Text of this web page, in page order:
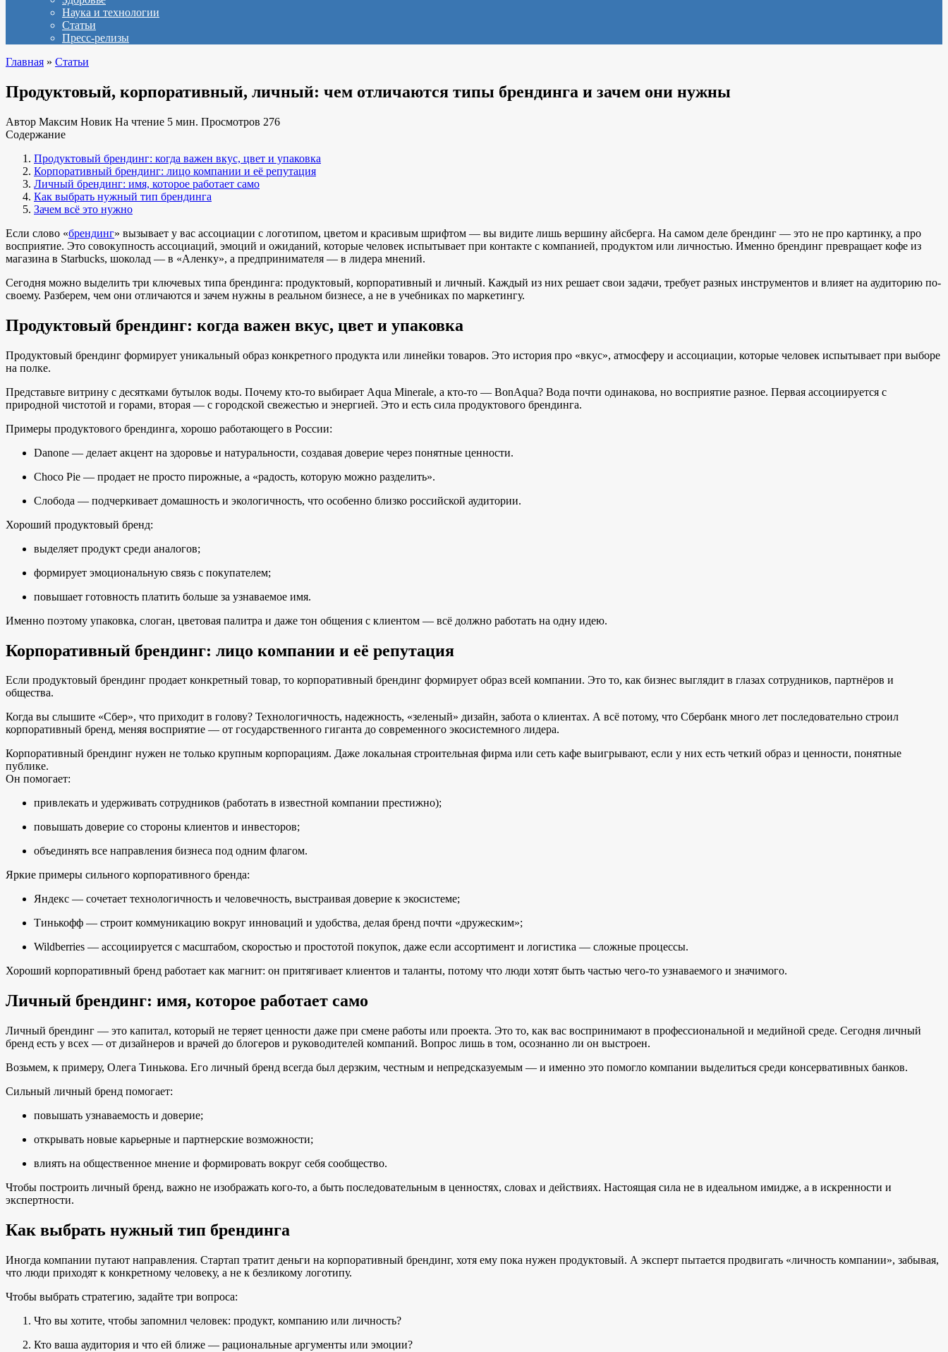
Наука и технологии
Статьи
Пресс-релизы
Главная » Статьи
Продуктовый, корпоративный, личный: чем отличаются типы брендинга и зачем они нужны
Автор Максим Новик На чтение 5 мин. Просмотров 276
Содержание
Продуктовый брендинг: когда важен вкус, цвет и упаковка
Корпоративный брендинг: лицо компании и её репутация
Личный брендинг: имя, которое работает само
Как выбрать нужный тип брендинга
Зачем всё это нужно
Если слово «брендинг» вызывает у вас ассоциации с логотипом, цветом и красивым шрифтом — вы видите лишь вершину айсберга. На самом деле брендинг — это не про картинку, а про
восприятие. Это совокупность ассоциаций, эмоций и ожиданий, которые человек испытывает при контакте с компанией, продуктом или личностью. Именно брендинг превращает кофе из
магазина в Starbucks, шоколад — в «Аленку», а предпринимателя — в лидера мнений.
Сегодня можно выделить три ключевых типа брендинга: продуктовый, корпоративный и личный. Каждый из них решает свои задачи, требует разных инструментов и влияет на аудиторию по-
своему. Разберем, чем они отличаются и зачем нужны в реальном бизнесе, а не в учебниках по маркетингу.
Продуктовый брендинг: когда важен вкус, цвет и упаковка
Продуктовый брендинг формирует уникальный образ конкретного продукта или линейки товаров. Это история про «вкус», атмосферу и ассоциации, которые человек испытывает при выборе
на полке.
Представьте витрину с десятками бутылок воды. Почему кто-то выбирает Aqua Minerale, а кто-то — BonAqua? Вода почти одинакова, но восприятие разное. Первая ассоциируется с
природной чистотой и горами, вторая — с городской свежестью и энергией. Это и есть сила продуктового брендинга.
Примеры продуктового брендинга, хорошо работающего в России:
Danone — делает акцент на здоровье и натуральности, создавая доверие через понятные ценности.
Choco Pie — продает не просто пирожные, а «радость, которую можно разделить».
Слобода — подчеркивает домашность и экологичность, что особенно близко российской аудитории.
Хороший продуктовый бренд:
выделяет продукт среди аналогов;
формирует эмоциональную связь с покупателем;
повышает готовность платить больше за узнаваемое имя.
Именно поэтому упаковка, слоган, цветовая палитра и даже тон общения с клиентом — всё должно работать на одну идею.
Корпоративный брендинг: лицо компании и её репутация
Если продуктовый брендинг продает конкретный товар, то корпоративный брендинг формирует образ всей компании. Это то, как бизнес выглядит в глазах сотрудников, партнёров и
общества.
Когда вы слышите «Сбер», что приходит в голову? Технологичность, надежность, «зеленый» дизайн, забота о клиентах. А всё потому, что Сбербанк много лет последовательно строил
корпоративный бренд, меняя восприятие — от государственного гиганта до современного экосистемного лидера.
Корпоративный брендинг нужен не только крупным корпорациям. Даже локальная строительная фирма или сеть кафе выигрывают, если у них есть четкий образ и ценности, понятные
публике.
Он помогает:
привлекать и удерживать сотрудников (работать в известной компании престижно);
повышать доверие со стороны клиентов и инвесторов;
объединять все направления бизнеса под одним флагом.
Яркие примеры сильного корпоративного бренда:
Яндекс — сочетает технологичность и человечность, выстраивая доверие к экосистеме;
Тинькофф — строит коммуникацию вокруг инноваций и удобства, делая бренд почти «дружеским»;
Wildberries — ассоциируется с масштабом, скоростью и простотой покупок, даже если ассортимент и логистика — сложные процессы.
Хороший корпоративный бренд работает как магнит: он притягивает клиентов и таланты, потому что люди хотят быть частью чего-то узнаваемого и значимого.
Личный брендинг: имя, которое работает само
Личный брендинг — это капитал, который не теряет ценности даже при смене работы или проекта. Это то, как вас воспринимают в профессиональной и медийной среде. Сегодня личный
бренд есть у всех — от дизайнеров и врачей до блогеров и руководителей компаний. Вопрос лишь в том, осознанно ли он выстроен.
Возьмем, к примеру, Олега Тинькова. Его личный бренд всегда был дерзким, честным и непредсказуемым — и именно это помогло компании выделиться среди консервативных банков.
Сильный личный бренд помогает:
повышать узнаваемость и доверие;
открывать новые карьерные и партнерские возможности;
влиять на общественное мнение и формировать вокруг себя сообщество.
Чтобы построить личный бренд, важно не изображать кого-то, а быть последовательным в ценностях, словах и действиях. Настоящая сила не в идеальном имидже, а в искренности и
экспертности.
Как выбрать нужный тип брендинга
Иногда компании путают направления. Стартап тратит деньги на корпоративный брендинг, хотя ему пока нужен продуктовый. А эксперт пытается продвигать «личность компании», забывая,
что люди приходят к конкретному человеку, а не к безликому логотипу.
Чтобы выбрать стратегию, задайте три вопроса:
Что вы хотите, чтобы запомнил человек: продукт, компанию или личность?
Кто ваша аудитория и что ей ближе — рациональные аргументы или эмоции?